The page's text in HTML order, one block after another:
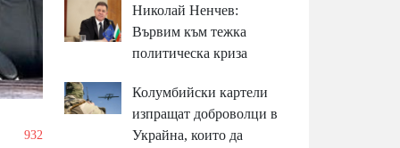
932
Николай Ненчев:
Вървим към тежка
политическа криза
Колумбийски картели
изпращат доброволци в
Украйна, които да